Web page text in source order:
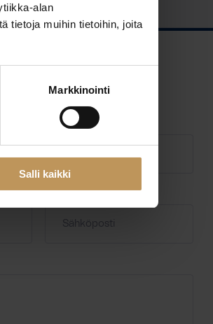
alan
tietoja muihin tietoihin, joita
Markkinointi
Salli kaikki
Sähköposti*